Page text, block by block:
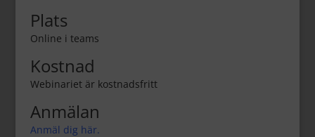
Plats
Online i teams
Kostnad
Webinariet är kostnadsfritt
Anmälan
Anmäl dig här.